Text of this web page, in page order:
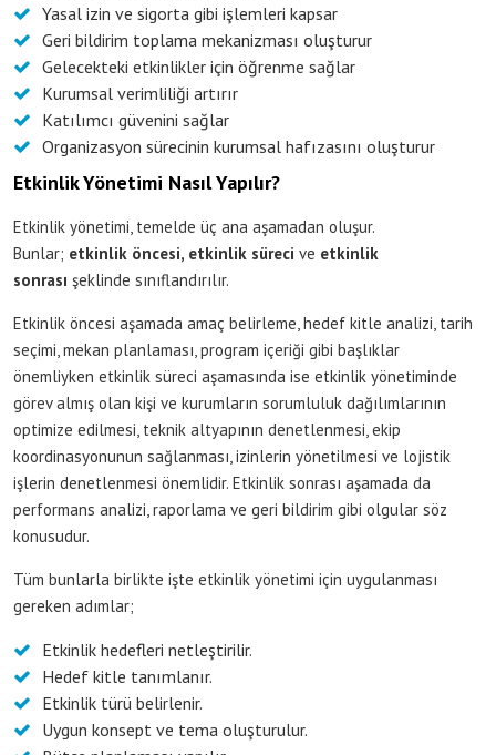
Yasal izin ve sigorta gibi işlemleri kapsar
Geri bildirim toplama mekanizması oluşturur
Gelecekteki etkinlikler için öğrenme sağlar
Kurumsal verimliliği artırır
Katılımcı güvenini sağlar
Organizasyon sürecinin kurumsal hafızasını oluşturur
Etkinlik Yönetimi Nasıl Yapılır?
Etkinlik yönetimi, temelde üç ana aşamadan oluşur.
Bunlar; etkinlik öncesi, etkinlik süreci ve etkinlik
sonrası şeklinde sınıflandırılır.
Etkinlik öncesi aşamada amaç belirleme, hedef kitle analizi, tarih
seçimi, mekan planlaması, program içeriği gibi başlıklar
önemliyken etkinlik süreci aşamasında ise etkinlik yönetiminde
görev almış olan kişi ve kurumların sorumluluk dağılımlarının
optimize edilmesi, teknik altyapının denetlenmesi, ekip
koordinasyonunun sağlanması, izinlerin yönetilmesi ve lojistik
işlerin denetlenmesi önemlidir. Etkinlik sonrası aşamada da
performans analizi, raporlama ve geri bildirim gibi olgular söz
konusudur.
Tüm bunlarla birlikte işte etkinlik yönetimi için uygulanması
gereken adımlar;
Etkinlik hedefleri netleştirilir.
Hedef kitle tanımlanır.
Etkinlik türü belirlenir.
Uygun konsept ve tema oluşturulur.